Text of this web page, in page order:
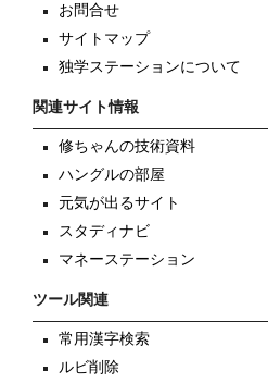
お問合せ
サイトマップ
独学ステーションについて
関連サイト情報
修ちゃんの技術資料
ハングルの部屋
元気が出るサイト
スタディナビ
マネーステーション
ツール関連
常用漢字検索
ルビ削除